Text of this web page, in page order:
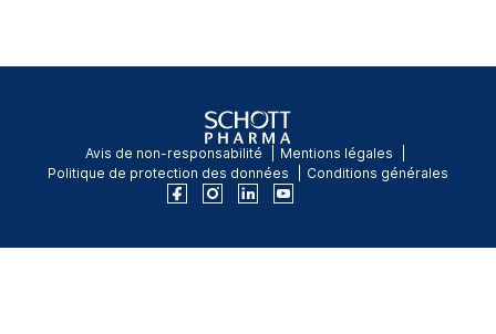
Avis de non-responsabilité
Mentions légales
Politique de protection des données
Conditions générales